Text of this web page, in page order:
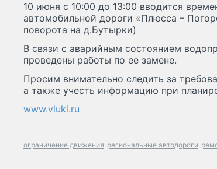
10 июня с 10:00 до 13:00 вводится
автомобильной дороги «Плюсса –
поворота на д.Бутырки)
В связи с аварийным состоянием
проведены работы по ее замене.
Просим внимательно следить за
а также учесть информацию при
www.vluki.ru
ограничение движения региональные автодороги